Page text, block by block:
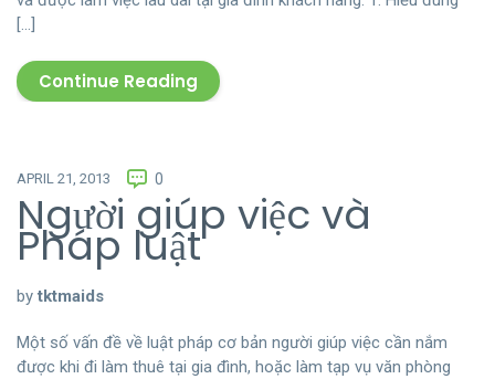
[…]
Continue Reading
APRIL 21, 2013 0
Người giúp việc và
Pháp luật
by tktmaids
Một số vấn đề về luật pháp cơ bản người giúp việc cần nắm
được khi đi làm thuê tại gia đình, hoặc làm tạp vụ văn phòng